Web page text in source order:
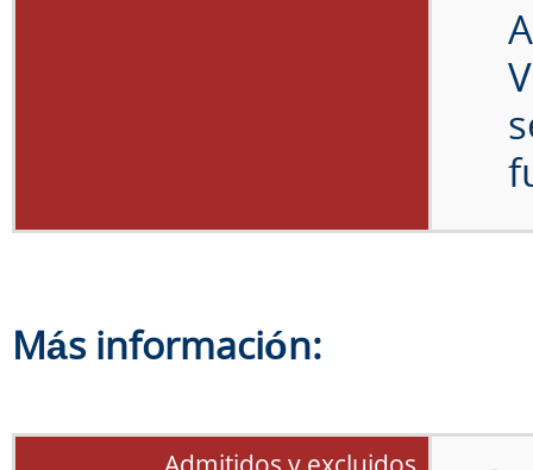
Más información: